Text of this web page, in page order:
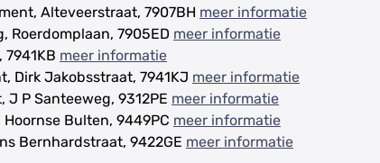
Alteveerstraat, 7907BH meer informatie
Roerdomplaan, 7905ED meer informatie
meer informatie
Dirk Jakobsstraat, 7941KJ meer informatie
P Santeeweg, 9312PE meer informatie
Bulten, 9449PC meer informatie
Bernhardstraat, 9422GE meer informatie